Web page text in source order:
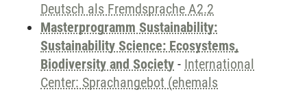
Deutsch als Fremdsprache A2.2
Masterprogramm Sustainability:
Sustainability Science: Ecosystems,
Biodiversity and Society - International
Center: Sprachangebot (ehemals